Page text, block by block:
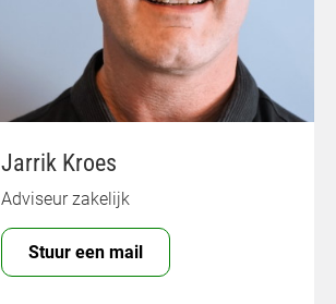
Jarrik Kroes
Adviseur zakelijk
Stuur een mail